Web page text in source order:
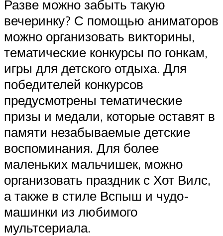
Разве можно забыть такую
вечеринку? С помощью аниматоров
можно организовать викторины,
тематические конкурсы по гонкам,
игры для детского отдыха. Для
победителей конкурсов
предусмотрены тематические
призы и медали, которые оставят в
памяти незабываемые детские
воспоминания. Для более
маленьких мальчишек, можно
организовать праздник с Хот Вилс,
а также в стиле Вспыш и чудо-
машинки из любимого
мультсериала.